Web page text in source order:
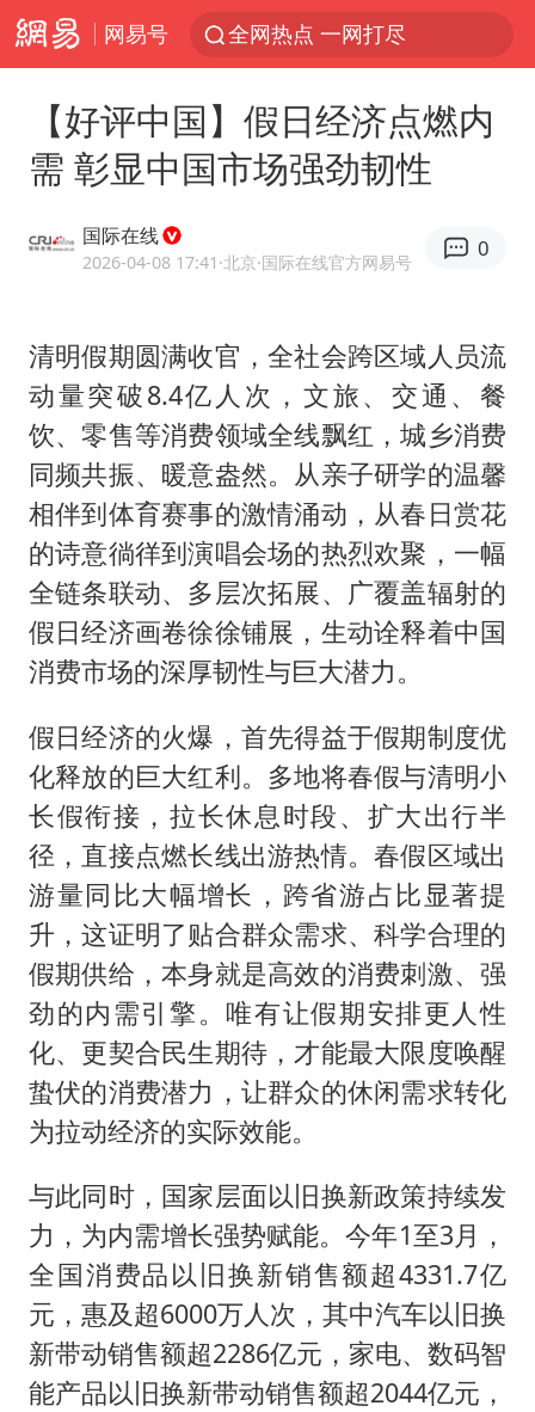
网易号 全网热点 一网打尽
【好评中国】假日经济点燃内
需 彰显中国市场强劲韧性
国际在线
2026-04-08 17:41 ·北京·国际在线官方网易号
0
清明假期圆满收官，全社会跨区域人员流
动量突破8.4亿人次，文旅、交通、餐
饮、零售等消费领域全线飘红，城乡消费
同频共振、暖意盎然。从亲子研学的温馨
相伴到体育赛事的激情涌动，从春日赏花
的诗意徜徉到演唱会场的热烈欢聚，一幅
全链条联动、多层次拓展、广覆盖辐射的
假日经济画卷徐徐铺展，生动诠释着中国
消费市场的深厚韧性与巨大潜力。
假日经济的火爆，首先得益于假期制度优
化释放的巨大红利。多地将春假与清明小
长假衔接，拉长休息时段、扩大出行半
径，直接点燃长线出游热情。春假区域出
游量同比大幅增长，跨省游占比显著提
升，这证明了贴合群众需求、科学合理的
假期供给，本身就是高效的消费刺激、强
劲的内需引擎。唯有让假期安排更人性
化、更契合民生期待，才能最大限度唤醒
蛰伏的消费潜力，让群众的休闲需求转化
为拉动经济的实际效能。
与此同时，国家层面以旧换新政策持续发
力，为内需增长强势赋能。今年1至3月，
全国消费品以旧换新销售额超4331.7亿
元，惠及超6000万人次，其中汽车以旧换
新带动销售额超2286亿元，家电、数码智
能产品以旧换新带动销售额超2044亿元，